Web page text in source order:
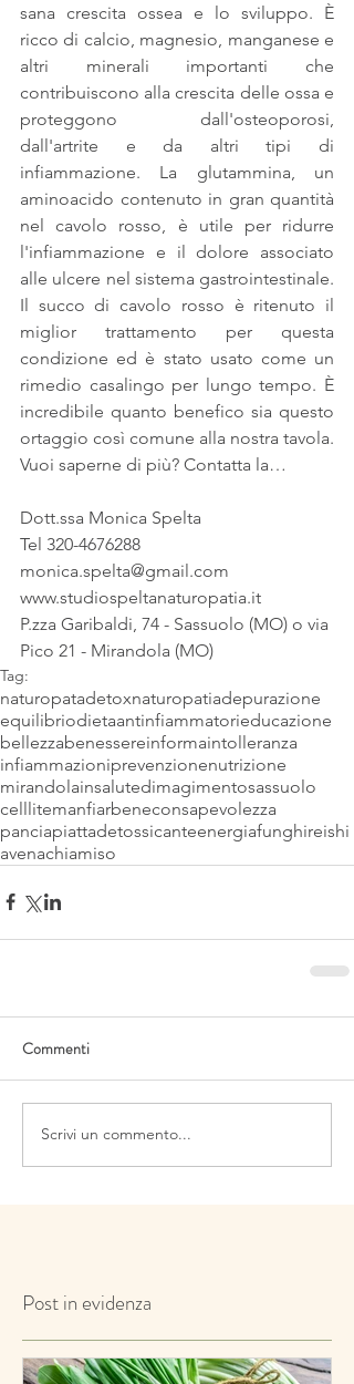
sana crescita ossea e lo sviluppo. È
ricco di calcio, magnesio, manganese e
altri minerali importanti che
contribuiscono alla crescita delle ossa e
proteggono dall'osteoporosi,
dall'artrite e da altri tipi di
infiammazione. La glutammina, un
aminoacido contenuto in gran quantità
nel cavolo rosso, è utile per ridurre
l'infiammazione e il dolore associato
alle ulcere nel sistema gastrointestinale.
Il succo di cavolo rosso è ritenuto il
miglior trattamento per questa
condizione ed è stato usato come un
rimedio casalingo per lungo tempo. È
incredibile quanto benefico sia questo
ortaggio così comune alla nostra tavola.
Vuoi saperne di più? Contatta la…
Dott.ssa Monica Spelta
Tel 320-4676288
monica.spelta@gmail.com
www.studiospeltanaturopatia.it
P.zza Garibaldi, 74 - Sassuolo (MO) o via
Pico 21 - Mirandola (MO)
Tag:
naturopatadetoxnaturopatiadepurazione
equilibriodietaantinfiammatorieducazione
bellezzabenessereinformaintolleranza
infiammazioniprevenzionenutrizione
mirandolainsalutedimagimentosassuolo
celllitemanfiarbeneconsapevolezza
panciapiattadetossicanteenergiafunghireishi
avenachiamiso
Commenti
Scrivi un commento...
Post in evidenza